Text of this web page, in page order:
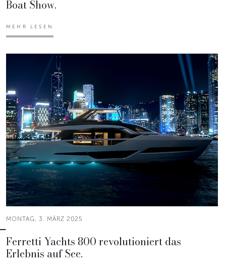
Boat Show.
MEHR LESEN
MONTAG, 3. MÄRZ 2025
Ferretti Yachts 800 revolutioniert das
Erlebnis auf See.